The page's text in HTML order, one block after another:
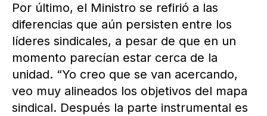
Por último, el Ministro se refirió a las
diferencias que aún persisten entre los
líderes sindicales, a pesar de que en un
momento parecían estar cerca de la
unidad. “Yo creo que se van acercando,
veo muy alineados los objetivos del mapa
sindical. Después la parte instrumental es